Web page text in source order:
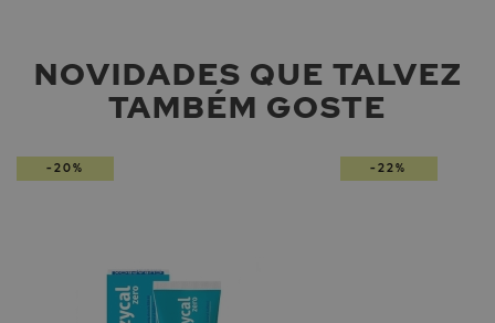
NOVIDADES QUE TALVEZ
TAMBÉM GOSTE
-20% -22%